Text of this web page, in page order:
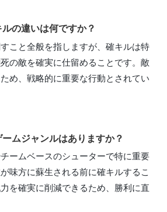
の違いは何ですか？
こと全般を指しますが、確キルは特
の敵を確実に仕留めることです。敵
め、戦略的に重要な行動とされてい
ムジャンルはありますか？
ームベースのシューターで特に重要
味方に蘇生される前に確キルするこ
を確実に削減できるため、勝利に直